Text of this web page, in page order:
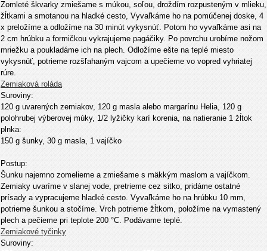
Zomleté škvarky zmiešame s múkou, soľou, droždím rozpusteným v mlieku,
žĺtkami a smotanou na hladké cesto, Vyvaľkáme ho na pomúčenej doske, 4
x preložíme a odložíme na 30 minút vykysnúť. Potom ho vyvaľkáme asi na
2 cm hrúbku a formičkou vykrajujeme pagáčiky. Po povrchu urobíme nožom
mriežku a poukladáme ich na plech. Odložíme ešte na teplé miesto
vykysnúť, potrieme rozšľahaným vajcom a upečieme vo vopred vyhriatej
rúre.
Zemiaková roláda
Suroviny:
120 g uvarených zemiakov, 120 g masla alebo margarínu Helia, 120 g
polohrubej výberovej múky, 1/2 lyžičky karí korenia, na natieranie 1 žĺtok
plnka:
150 g šunky, 30 g masla, 1 vajíčko
Postup:
Šunku najemno zomelieme a zmiešame s mäkkým maslom a vajíčkom.
Zemiaky uvaríme v slanej vode, pretrieme cez sitko, pridáme ostatné
prísady a vypracujeme hladké cesto. Vyvaľkáme ho na hrúbku 10 mm,
potrieme šunkou a stočíme. Vrch potrieme žĺtkom, položíme na vymastený
plech a pečieme pri teplote 200 °C. Podávame teplé.
Zemiakové tyčinky
Suroviny: